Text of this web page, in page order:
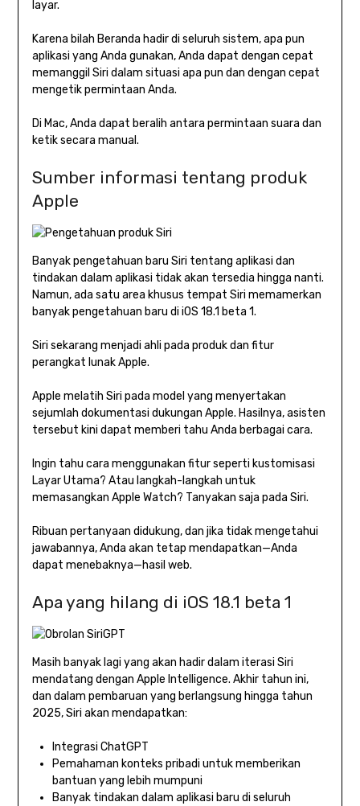
layar.
Karena bilah Beranda hadir di seluruh sistem, apa pun
aplikasi yang Anda gunakan, Anda dapat dengan cepat
memanggil Siri dalam situasi apa pun dan dengan cepat
mengetik permintaan Anda.
Di Mac, Anda dapat beralih antara permintaan suara dan
ketik secara manual.
Sumber informasi tentang produk
Apple
Banyak pengetahuan baru Siri tentang aplikasi dan
tindakan dalam aplikasi tidak akan tersedia hingga nanti.
Namun, ada satu area khusus tempat Siri memamerkan
banyak pengetahuan baru di iOS 18.1 beta 1.
Siri sekarang menjadi ahli pada produk dan fitur
perangkat lunak Apple.
Apple melatih Siri pada model yang menyertakan
sejumlah dokumentasi dukungan Apple. Hasilnya, asisten
tersebut kini dapat memberi tahu Anda berbagai cara.
Ingin tahu cara menggunakan fitur seperti kustomisasi
Layar Utama? Atau langkah-langkah untuk
memasangkan Apple Watch? Tanyakan saja pada Siri.
Ribuan pertanyaan didukung, dan jika tidak mengetahui
jawabannya, Anda akan tetap mendapatkan—Anda
dapat menebaknya—hasil web.
Apa yang hilang di iOS 18.1 beta 1
Masih banyak lagi yang akan hadir dalam iterasi Siri
mendatang dengan Apple Intelligence. Akhir tahun ini,
dan dalam pembaruan yang berlangsung hingga tahun
2025, Siri akan mendapatkan:
Integrasi ChatGPT
Pemahaman konteks pribadi untuk memberikan
bantuan yang lebih mumpuni
Banyak tindakan dalam aplikasi baru di seluruh